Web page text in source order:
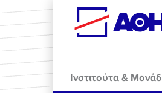
Skip to main content
Ινστιτούτα &